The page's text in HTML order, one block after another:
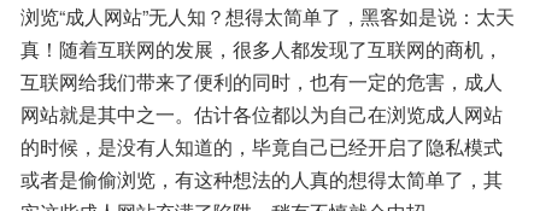
浏览“成人网站”无人知？想得太简单了，黑客如是说：太天
真！随着互联网的发展，很多人都发现了互联网的商机，
互联网给我们带来了便利的同时，也有一定的危害，成人
网站就是其中之一。估计各位都以为自己在浏览成人网站
的时候，是没有人知道的，毕竟自己已经开启了隐私模式
或者是偷偷浏览，有这种想法的人真的想得太简单了，其